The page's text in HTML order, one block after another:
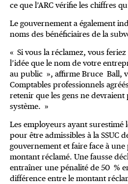
ce que l’ARC vérifie les chiffres
Le gouvernement a également
noms des bénéficiaires de la
« Si vous la réclamez, vous
l’idée que le nom de votre
au public », affirme Bruce Ball,
Comptables professionnels
retenir que les gens ne devraient
système. »
Les employeurs ayant surestimé
pour être admissibles à la SSUC
gouvernement et faire face à
montant réclamé. Une fausse
entraîner une pénalité de 50 %
différence entre le montant